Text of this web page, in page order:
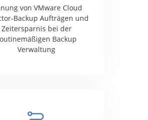
von VMware Cloud
Backup Aufträgen und
Zeitersparnis bei der
Backup
Verwaltung